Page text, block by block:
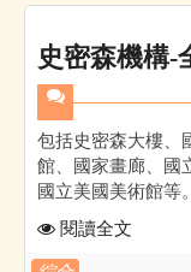
史密森機構-
包括史密森大樓、
館、國家畫廊、國
國立美國美術館等。
閱讀全文